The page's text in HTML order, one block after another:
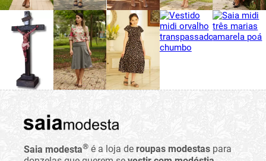
Saia modesta® é a loja de roupas modestas para